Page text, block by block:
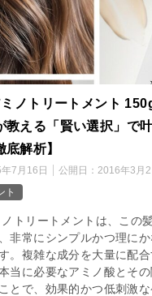
ノトリートメント
教える「賢い選択」で
解析】
7月16日 公開日： 2016年3月2
ト
トリートメントは、この
非常にシンプルかつ理に
。複雑な成分を大量に配合
当に必要なアミノ酸とそ
とで、効果的かつ低刺激